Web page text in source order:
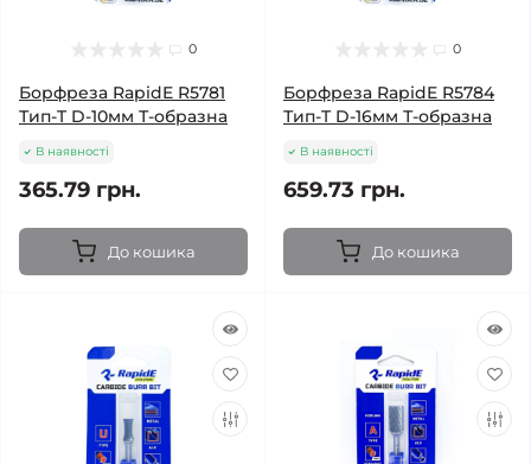
0
Борфреза RapidE R5781
Тип-T D-10мм Т-образна
В наявності
365.79 грн.
До кошика
0
Борфреза RapidE R5784
Тип-T D-16мм Т-образна
В наявності
659.73 грн.
До кошика